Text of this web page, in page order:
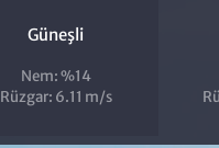
Güneşli
Nem: %14
Rüzgar: 6.11 m/s